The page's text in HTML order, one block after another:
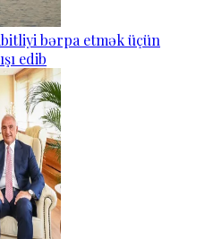
bərpa etmək üçün
edib